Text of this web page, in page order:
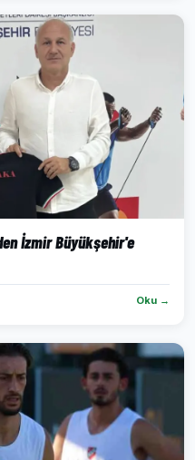
İzmir Büyükşehir'e
Oku →